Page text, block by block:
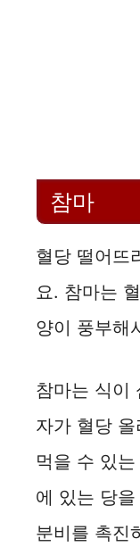
참마
혈당 떨어뜨
요. 참마는
양이 풍부해
참마는 식이
자가 혈당
먹을 수 있
에 있는 당
분비를 촉진